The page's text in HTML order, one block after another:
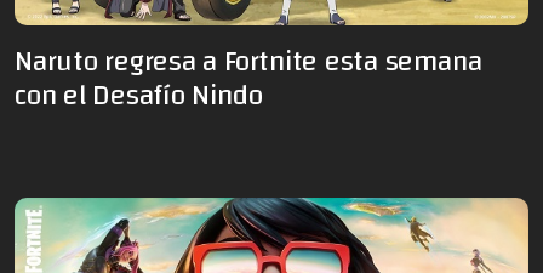
Naruto regresa a Fortnite esta semana
con el Desafío Nindo